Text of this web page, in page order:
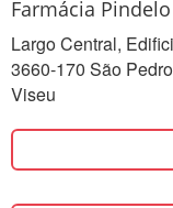
Farmácia
Largo Central,
3660-170 São
Viseu